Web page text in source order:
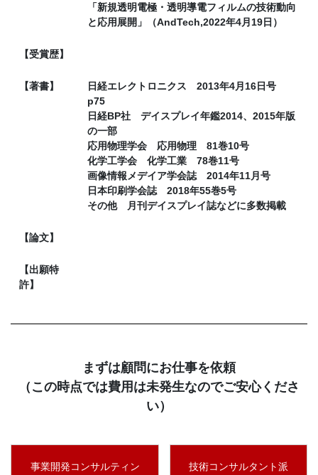
「新規透明電極・透明導電フィルムの技術動向
と応用展開」（AndTech,2022年4月19日）
【受賞歴】
【著書】
日経エレクトロニクス 2013年4月16日号
p75
日経BP社 デイスプレイ年鑑2014、2015年版
の一部
応用物理学会 応用物理 81巻10号
化学工学会 化学工業 78巻11号
画像情報メデイア学会誌 2014年11月号
日本印刷学会誌 2018年55巻5号
その他 月刊デイスプレイ誌などに多数掲載
【論文】
【出願特
許】
まずは顧問にお仕事を依頼
（この時点では費用は未発生なのでご安心くださ
い）
事業開発コンサルティン 技術コンサルタント派